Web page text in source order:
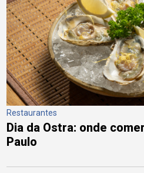
Restaurantes
Dia da Ostra: onde
Paulo